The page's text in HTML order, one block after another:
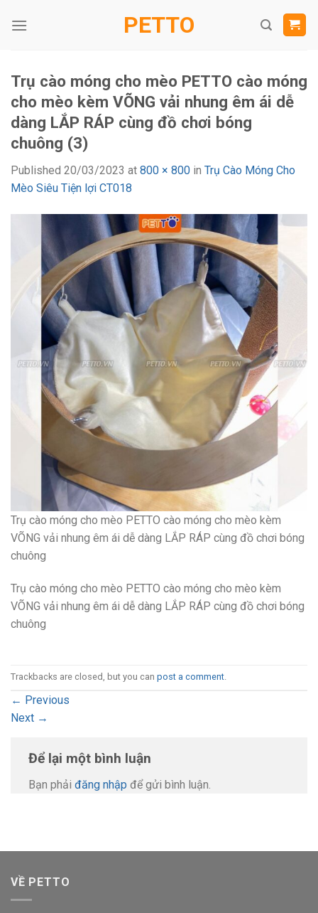
PETTO
Trụ cào móng cho mèo PETTO cào móng
cho mèo kèm VÕNG vải nhung êm ái dễ
dàng LẮP RÁP cùng đồ chơi bóng
chuông (3)
Published 20/03/2023 at 800 × 800 in Trụ Cào Móng Cho
Mèo Siêu Tiện lợi CT018
Trụ cào móng cho mèo PETTO cào móng cho mèo kèm
VÕNG vải nhung êm ái dễ dàng LẮP RÁP cùng đồ chơi bóng
chuông
Trụ cào móng cho mèo PETTO cào móng cho mèo kèm
VÕNG vải nhung êm ái dễ dàng LẮP RÁP cùng đồ chơi bóng
chuông
Trackbacks are closed, but you can post a comment.
← Previous
Next →
Để lại một bình luận
Bạn phải đăng nhập để gửi bình luận.
VỀ PETTO